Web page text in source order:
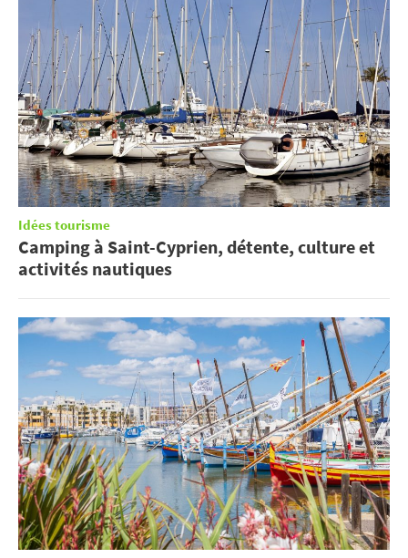
Idées tourisme
Camping à Saint-Cyprien, détente, culture et
activités nautiques